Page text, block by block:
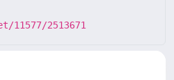
2513671